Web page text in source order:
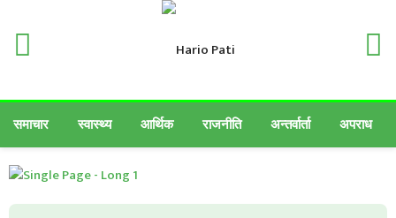
समाचार स्वास्थ्य आर्थिक राजनीति अन्तर्वार्ता अपराध